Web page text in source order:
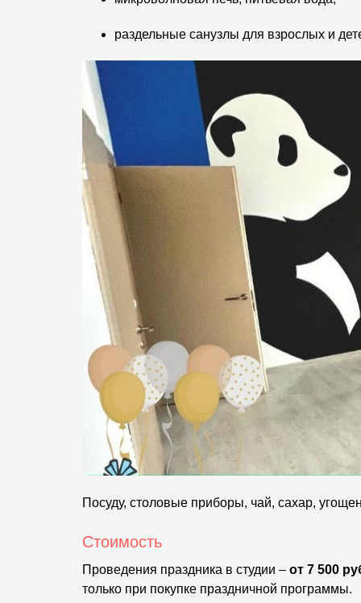
раздельные санузлы для взрослых и
Посуду, столовые приборы, чай, сахар,
Стоимость
Проведения праздника в студии – от 7 500
только при покупке праздничной программы.